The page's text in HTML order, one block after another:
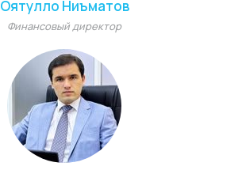
Оятулло Ниъматов
Финансовый директор